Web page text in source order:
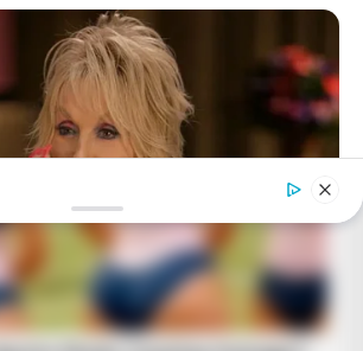
Dolly Parton's Hand, And For Good Reason